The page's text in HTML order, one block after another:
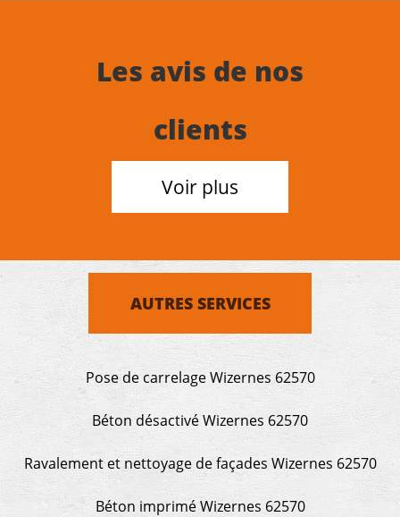
Les avis de nos
clients
Voir plus
AUTRES SERVICES
Pose de carrelage Wizernes 62570
Béton désactivé Wizernes 62570
Ravalement et nettoyage de façades Wizernes 62570
Béton imprimé Wizernes 62570